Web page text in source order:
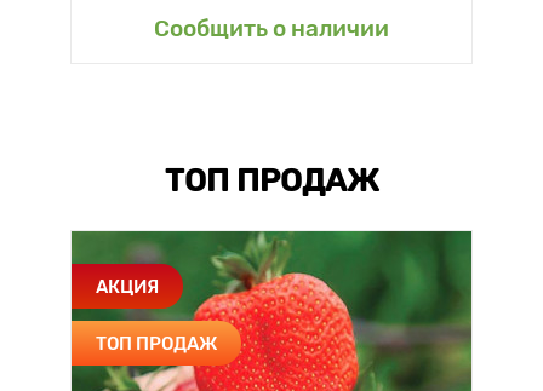
Сообщить о наличии
ТОП ПРОДАЖ
АКЦИЯ
ТОП ПРОДАЖ